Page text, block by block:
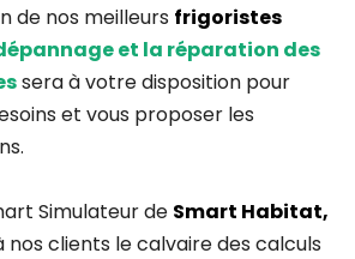
de nos meilleurs frigoristes
et la réparation des
sera à votre disposition pour
et vous proposer les
Simulateur de Smart Habitat,
nos clients le calvaire des calculs